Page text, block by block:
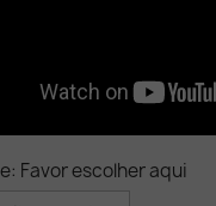
Favor escolher aqui